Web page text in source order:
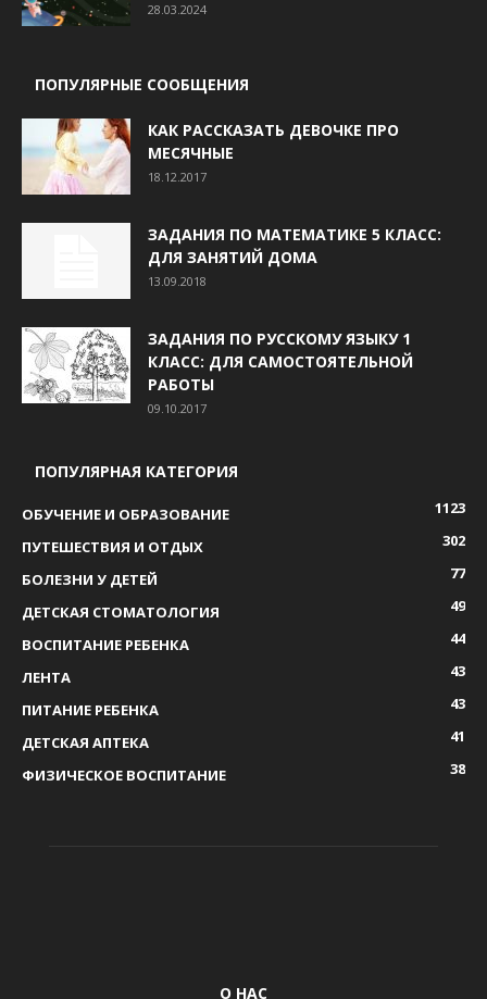
28.03.2024
ПОПУЛЯРНЫЕ СООБЩЕНИЯ
КАК РАССКАЗАТЬ ДЕВОЧКЕ ПРО
МЕСЯЧНЫЕ
18.12.2017
ЗАДАНИЯ ПО МАТЕМАТИКЕ 5 КЛАСС:
ДЛЯ ЗАНЯТИЙ ДОМА
13.09.2018
ЗАДАНИЯ ПО РУССКОМУ ЯЗЫКУ 1
КЛАСС: ДЛЯ САМОСТОЯТЕЛЬНОЙ
РАБОТЫ
09.10.2017
ПОПУЛЯРНАЯ КАТЕГОРИЯ
ОБУЧЕНИЕ И ОБРАЗОВАНИЕ
1123
ПУТЕШЕСТВИЯ И ОТДЫХ
302
БОЛЕЗНИ У ДЕТЕЙ
77
ДЕТСКАЯ СТОМАТОЛОГИЯ
49
ВОСПИТАНИЕ РЕБЕНКА
44
ЛЕНТА
43
ПИТАНИЕ РЕБЕНКА
43
ДЕТСКАЯ АПТЕКА
41
ФИЗИЧЕСКОЕ ВОСПИТАНИЕ
38
О НАС